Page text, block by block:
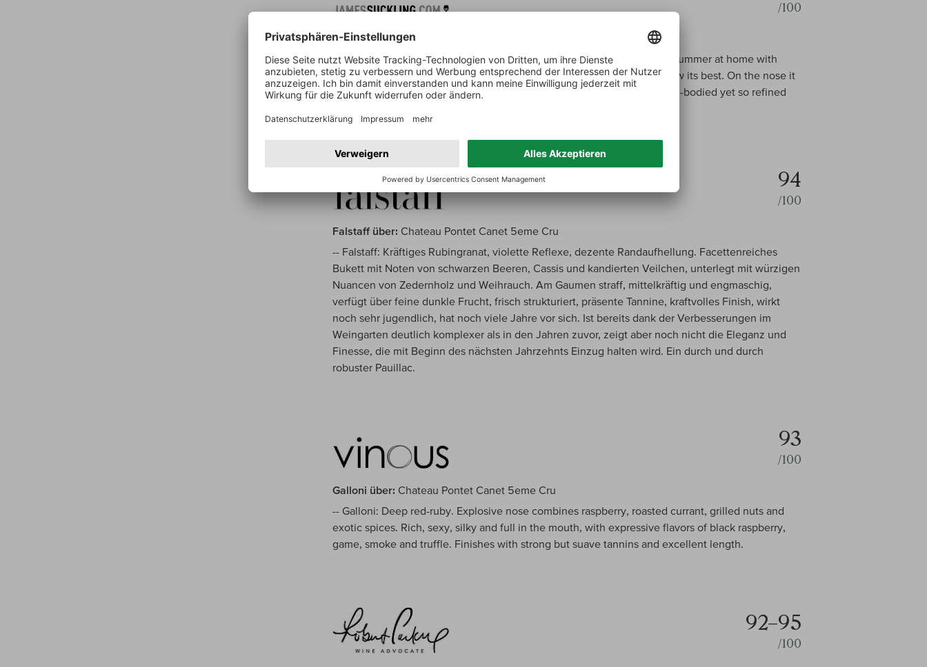
/100
Suckling über:Chateau Pontet Canet 5eme Cru
-- Suckling: I drank this fabulous 2000 Pontet-Canet in Hong Kong last summer at home with
family. It was a wonderfully complex wine that was really starting to show its best. On the nose it
displayed tar and currants with hints of dried fruits and berries. It was full-bodied yet so refined
94
/100
Falstaff über: Chateau Pontet Canet 5eme Cru
-- Falstaff: Kräftiges Rubingranat, violette Reflexe, dezente Randaufhellung. Facettenreiches
Bukett mit Noten von schwarzen Beeren, Cassis und kandierten Veilchen, unterlegt mit würzigen
Nuancen von Zedernholz und Weihrauch. Am Gaumen straff, mittelkräftig und engmaschig,
verfügt über feine dunkle Frucht, frisch strukturiert, präsente Tannine, kraftvolles Finish, wirkt
noch sehr jugendlich, hat noch viele Jahre vor sich. Ist bereits dank der Verbesserungen im
Weingarten deutlich komplexer als in den Jahren zuvor, zeigt aber noch nicht die Eleganz und
Finesse, die mit Beginn des nächsten Jahrzehnts Einzug halten wird. Ein durch und durch
robuster Pauillac.
93
/100
Galloni über: Chateau Pontet Canet 5eme Cru
-- Galloni: Deep red-ruby. Explosive nose combines raspberry, roasted currant, grilled nuts and
exotic spices. Rich, sexy, silky and full in the mouth, with expressive flavors of black raspberry,
game, smoke and truffle. Finishes with strong but suave tannins and excellent length.
92–95
/100